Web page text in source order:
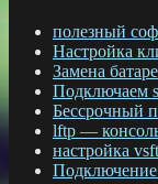
полезный
Настройка
Замена
Подключаем
Бессрочный
lftp —
настройка
Подключение